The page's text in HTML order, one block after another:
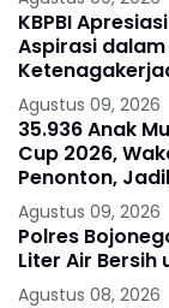
KBPBI
Aspirasi dalam
Agustus 09, 2026
35.936 Anak
Cup 2026,
Penonton,
Agustus 09, 2026
Polres
Liter Air
Agustus 08, 2026